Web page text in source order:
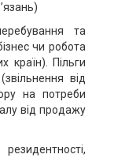
та
чи робота
країн). Пільги
від
на потреби
від продажу